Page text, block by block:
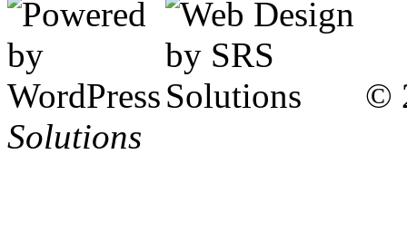
©
Solutions